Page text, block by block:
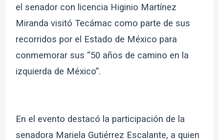
el senador con licencia Higinio Martínez
Miranda visitó Tecámac como parte de sus
recorridos por el Estado de México para
conmemorar sus “50 años de camino en la
izquierda de México”.
En el evento destacó la participación de la
senadora Mariela Gutiérrez Escalante, a quien